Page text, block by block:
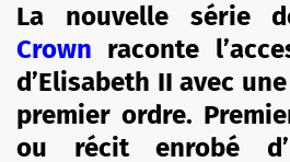
La nouvelle série
Crown raconte
d’Elisabeth II avec
premier ordre.
ou récit enrobé